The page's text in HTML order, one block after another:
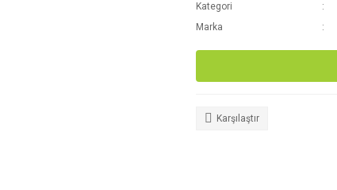
Kategori
Marka
Karşılaştır